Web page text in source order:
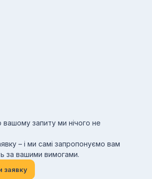
запиту ми нічого не
– і ми самі запропонуємо вам
за вашими вимогами.
заявку